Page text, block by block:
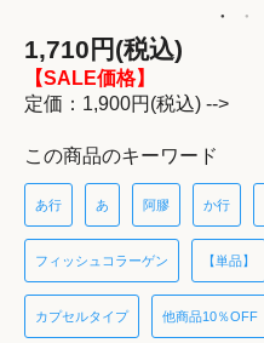
1,710円(税込)
【SALE価格】
定価：1,900円(税込) -->
この商品のキーワード
あ行 あ 阿膠 か行
フィッシュコラーゲン 【単品】
カプセルタイプ 他商品10％OFF